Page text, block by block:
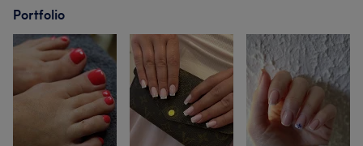
Portfolio